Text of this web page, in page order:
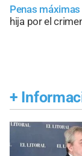
Penas máximas
hija por el
+